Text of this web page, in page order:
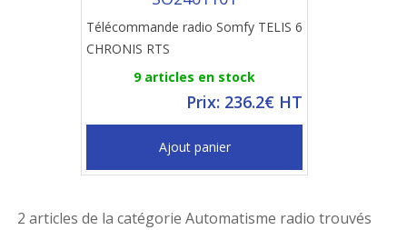
Télécommande radio Somfy TELIS 6
CHRONIS RTS
9 articles en stock
Prix: 236.2€ HT
Ajout panier
2 articles de la catégorie Automatisme radio trouvés